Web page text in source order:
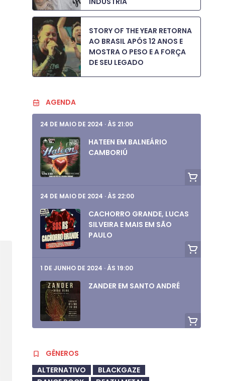
STORY OF THE YEAR RETORNA
AO BRASIL APÓS 12 ANOS E
MOSTRA O PESO E A FORÇA
DE SEU LEGADO
AGENDA
24 DE MAIO DE 2024 ·ÀS 21:00
HATEEN EM BALNEÁRIO
CAMBORIÚ
24 DE MAIO DE 2024 ·ÀS 22:00
CACHORRO GRANDE, LUCAS
SILVEIRA E MAIS EM SÃO
PAULO
1 DE JUNHO DE 2024 ·ÀS 19:00
ZANDER EM SANTO ANDRÉ
ANT CONSTANTINO E
COMBOIO CALIBRE NO RJ
GÊNEROS
ALTERNATIVO
BLACKGAZE